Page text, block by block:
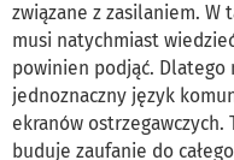
związane z zasilaniem.
musi natychmiast
powinien podjąć.
jednoznaczny język
ekranów ostrzegawczych.
buduje zaufanie do